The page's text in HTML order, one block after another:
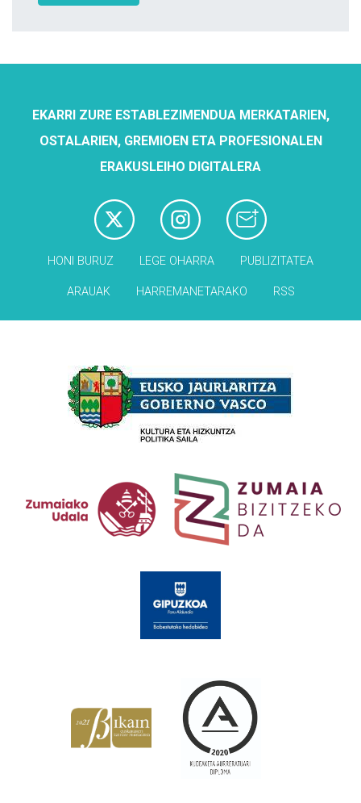
EKARRI ZURE ESTABLEZIMENDUA MERKATARIEN,
OSTALARIEN, GREMIOEN ETA PROFESIONALEN
ERAKUSLEIHO DIGITALERA
HONI BURUZ LEGE OHARRA PUBLIZITATEA
ARAUAK HARREMANETARAKO RSS